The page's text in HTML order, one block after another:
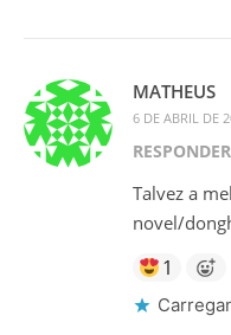
MATHEUS
6 DE ABRIL DE
RESPONDER
Talvez a
novel/
1